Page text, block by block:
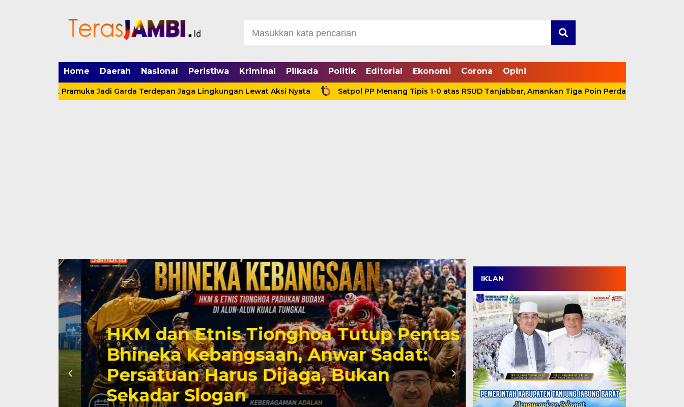
Home Daerah Nasional Peristiwa Kriminal Pilkada Politik Editorial Ekonomi Corona Opini
Ajak Pramuka Jadi Garda Terdepan Jaga Lingkungan Lewat Aksi Nyata Satpol PP Menang Tipis 1-0 atas RSUD Tanjabbar, Amankan Tiga Poin Perdana di OPD Cup 2026
HKM dan Etnis Tionghoa Tutup Pentas
Bhineka Kebangsaan, Anwar Sadat:
Persatuan Harus Dijaga, Bukan
Sekadar Slogan
TPT Turun,
Tertinggi di Jambi,
SDM Berdaya Saing
IKLAN